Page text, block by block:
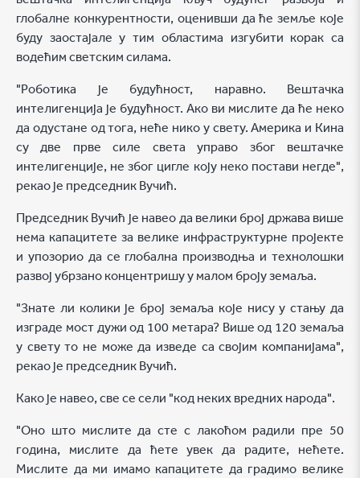
глобалне конкурентности, оценивши да ће земље које
буду заостајале у тим областима изгубити корак са
водећим светским силама.
"Роботика је будућност, наравно. Вештачка
интелигенција је будућност. Ако ви мислите да ће неко
да одустане од тога, неће нико у свету. Америка и Кина
су две прве силе света управо због вештачке
интелигенције, не због цигле коју неко постави негде",
рекао је председник Вучић.
Председник Вучић је навео да велики број држава више
нема капацитете за велике инфраструктурне пројекте
и упозорио да се глобална производња и технолошки
развој убрзано концентришу у малом броју земаља.
"Знате ли колики је број земаља које нису у стању да
изграде мост дужи од 100 метара? Више од 120 земаља
у свету то не може да изведе са својим компанијама",
рекао је председник Вучић.
Како је навео, све се сели "код неких вредних народа".
"Оно што мислите да сте с лакоћом радили пре 50
година, мислите да ћете увек да радите, нећете.
Мислите да ми имамо капацитете да градимо велике